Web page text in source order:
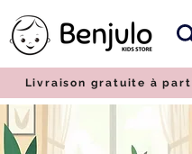
Livraison gratuite à